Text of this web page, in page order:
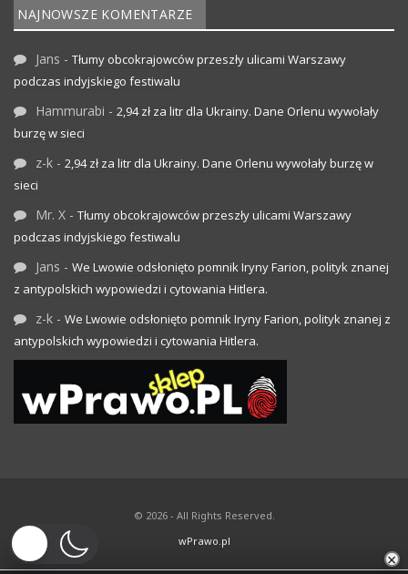
NAJNOWSZE KOMENTARZE
Jans - Tłumy obcokrajowców przeszły ulicami Warszawy
podczas indyjskiego festiwalu
Hammurabi - 2,94 zł za litr dla Ukrainy. Dane Orlenu wywołały
burzę w sieci
z-k - 2,94 zł za litr dla Ukrainy. Dane Orlenu wywołały burzę w
sieci
Mr. X - Tłumy obcokrajowców przeszły ulicami Warszawy
podczas indyjskiego festiwalu
Jans - We Lwowie odsłonięto pomnik Iryny Farion, polityk znanej
z antypolskich wypowiedzi i cytowania Hitlera.
z-k - We Lwowie odsłonięto pomnik Iryny Farion, polityk znanej z
antypolskich wypowiedzi i cytowania Hitlera.
© 2026 - All Rights Reserved.
wPrawo.pl
×